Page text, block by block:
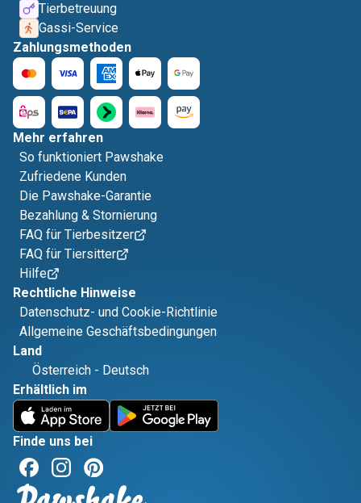
Tierbetreuung
Gassi-Service
Zahlungsmethoden
Mehr erfahren
So funktioniert Pawshake
Zufriedene Kunden
Die Pawshake-Garantie
Bezahlung & Stornierung
FAQ für Tierbesitzer
FAQ für Tiersitter
Hilfe
Rechtliche Hinweise
Datenschutz- und Cookie-Richtlinie
Allgemeine Geschäftsbedingungen
Land
Österreich - Deutsch
Erhältlich im
Finde uns bei